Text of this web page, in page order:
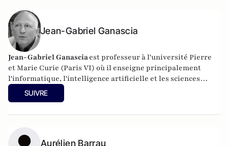
Jean-Gabriel Ganascia
Jean-Gabriel Ganasciaestprofesseur à l'université Pierre
et Marie Curie (Paris VI) où il enseigne principalement
l'informatique, l'intelligence artificielle et les sciences
cognitives. Il poursuit des recherches au sein du
lethème APAdu pôle IA où il anime l'équipe
SUIVRE
Aurélien Barrau